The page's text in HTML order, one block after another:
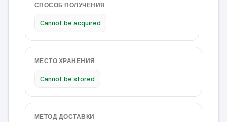
СПОСОБ ПОЛУЧЕНИЯ
Cannot be acquired
МЕСТО ХРАНЕНИЯ
Cannot be stored
МЕТОД ДОСТАВКИ